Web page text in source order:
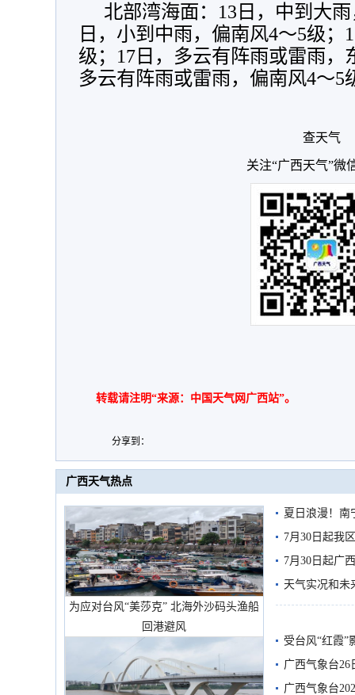
北部湾海面：13日，中到大
日，小到中雨，偏南风4～5级；
级；17日，多云有阵雨或雷雨，
多云有阵雨或雷雨，偏南风4～5
查天气
关注“广西天气”微
转载请注明“来源：中国天气网广西站”。
分享到：
广西天气热点
为应对台风“美莎克” 北海外沙码头渔船
回港避风
夏日浪漫！南
7月30日起我
7月30日起广
天气实况和未
受台风“红霞”
有较强降雨
广西气象台26
广西气象台